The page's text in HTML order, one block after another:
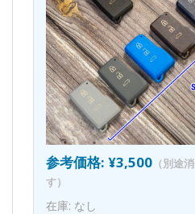
参考価格: ¥3,500 （別途
す）
在庫: なし